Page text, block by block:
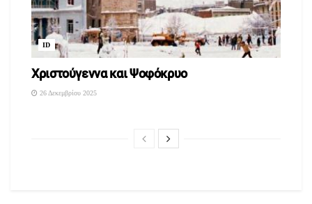
ID
Χριστούγεννα και Ψοφόκρυο
26 Δεκεμβρίου 2025